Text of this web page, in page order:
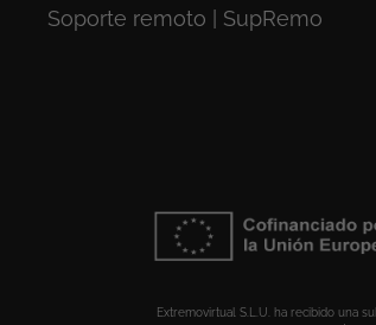
Soporte remoto | SupRemo
Extremovirtual S.L.U. ha recibido una